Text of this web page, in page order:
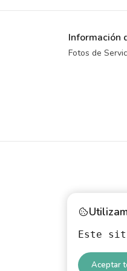
Información
Fotos de
Este
Aceptar